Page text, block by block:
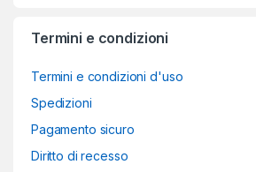
Termini e condizioni
Termini e condizioni d'uso
Spedizioni
Pagamento sicuro
Diritto di recesso